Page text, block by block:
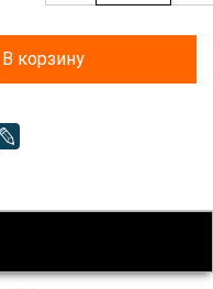
В корзину